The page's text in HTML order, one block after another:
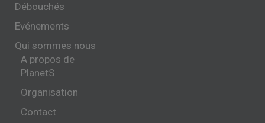
Débouchés
Evénements
Qui sommes nous
A propos de
PlanetS
Organisation
Contact